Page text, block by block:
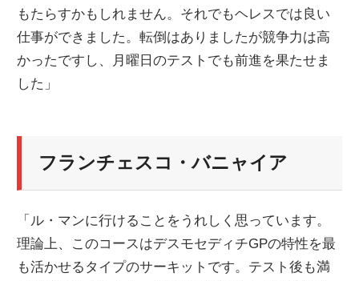
もたらすかもしれません。それでもヘレスでは良い
仕事ができました。転倒はありましたが競争力は高
かったですし、月曜日のテストでも前進を果たせま
した」
フランチェスコ・バニャイア
「ル・マンに行けることをうれしく思っています。
理論上、このコースはデスモセディチGPの特性を最
も活かせるタイプのサーキットです。テスト後も満